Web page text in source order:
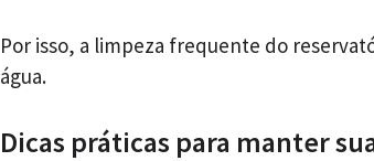
Por isso, a limpeza frequente do
água.
Dicas práticas para manter